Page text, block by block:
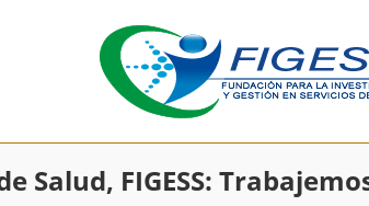
Salud, FIGESS: